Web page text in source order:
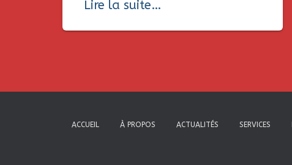
Lire la suite…
ACCUEIL À PROPOS ACTUALITÉS SERVICES